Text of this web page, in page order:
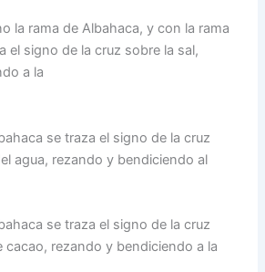
la rama de Albahaca, y con la rama
el signo de la cruz sobre la sal,
a la
se traza el signo de la cruz
agua, rezando y bendiciendo al
se traza el signo de la cruz
cacao, rezando y bendiciendo a la